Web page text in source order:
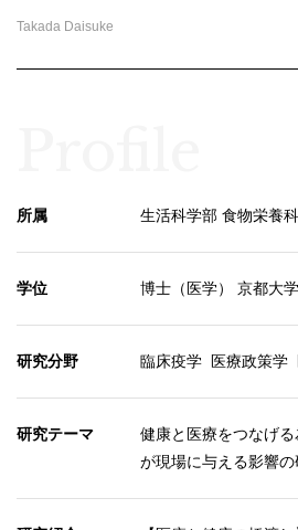
Takada Daisuke
所属 生活科学部 食物栄養
学位 博士（医学） 京都大学
研究分野 臨床疫学 医療政策学
研究テーマ
健康と医療をつなげ
が現場に与える影響の